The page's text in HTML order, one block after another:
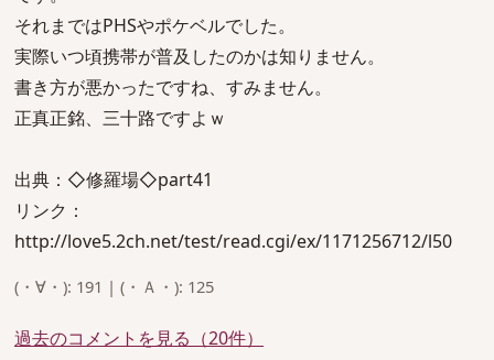
それまではPHSやポケベルでした。
実際いつ頃携帯が普及したのかは知りません。
書き方が悪かったですね、すみません。
正真正銘、三十路ですよｗ
出典：◇修羅場◇part41
リンク：
http://love5.2ch.net/test/read.cgi/ex/1171256712/l50
(・∀・): 191 | (・Ａ・): 125
過去のコメントを見る（20件）